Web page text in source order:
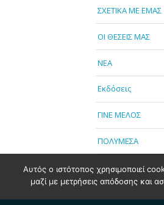
ΣΧΕΤΙΚΑ ΜΕ ΕΜΑΣ
OI ΘΕΣΕΙΣ ΜΑΣ
NEA
Εκδόσεις
ΓΙΝΕ ΜΕΛΟΣ
ΠΟΛΥΜΕΣΑ
Αυτός ο ιστότοπος χρησιμοποιεί
μαζί με μετρήσεις απόδοσης και